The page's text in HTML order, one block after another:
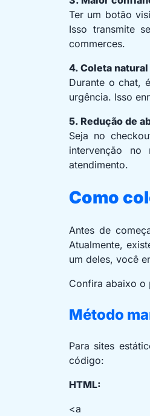
Ter um botão
Isso transmite
commerces.
4. Coleta
Durante o chat,
urgência. Isso
5. Redução de
Seja no
intervenção
atendimento.
Como
Antes de
Atualmente,
um deles, você
Confira abaixo o
Método
Para sites
código:
HTML:
<a